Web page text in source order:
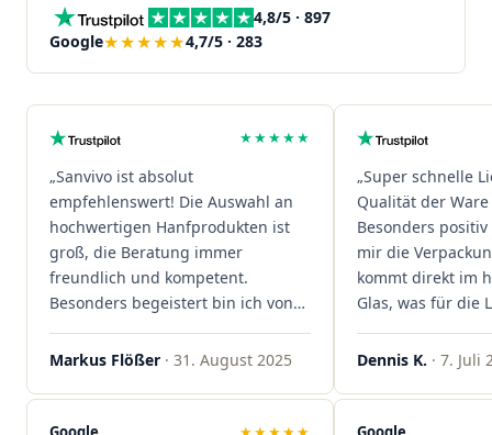
4,8/5 · 897
Google★★★★★4,7/5 · 283
★★★★★
„Sanvivo ist absolut
empfehlenswert! Die Auswahl an
hochwertigen Hanfprodukten ist
groß, die Beratung immer
freundlich und kompetent.
Besonders begeistert bin ich von
der schnellen Rezeptannahme –
alles läuft unkompliziert und
sind extrem zügig, was mir jedes
Mal viel Zeit spart. Man merkt,
Markus Flößer · 31. August 2025
„Super schnelle
Qualität der
Besonders
mir die
kommt direkt im
Glas, was für die
ist. Ich bestelle
wieder!"
Dennis K. · 7. Juli